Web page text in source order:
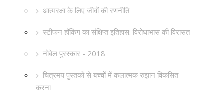
आत्मरक्षा के लिए जीवों की रणनीति
स्टीफन हॉकिंग का संक्षिप्त इतिहास: विरोधाभास की विरासत
नोबेल पुरस्कार - 2018
चित्रमय पुस्तकों से बच्चों में कलात्मक रुझान विकसित
करना